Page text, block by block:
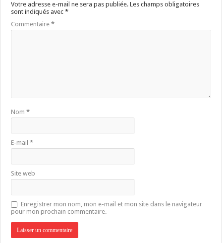
Votre adresse e-mail ne sera pas publiée. Les champs obligatoires
sont indiqués avec*
Commentaire*
Nom*
E-mail*
Site web
Enregistrer mon nom, mon e-mail et mon site dans le navigateur
pour mon prochain commentaire.